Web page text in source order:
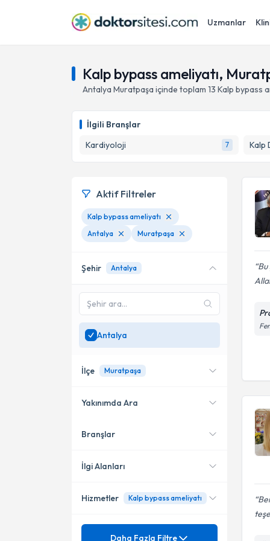
Uzmanlar
Kalp bypass ameliyatı,
Antalya Muratpaşa içinde toplam 13 Kalp bypass
İlgili Branşlar
Kardiyoloji
7 Kalp
Aktif Filtreler
Kalp bypass ameliyatı
Antalya
Muratpaşa
Şehir Antalya
Antalya
İlçe Muratpaşa
Muratpaşa
Kepez
Yakınımda Ara
Konumuma yakın uzmanları
Branşlar
Kardiyoloji
Kalp Damar Cerrahisi
İlgi Alanları
Kalp Ve Damar Hastalıkları
Hizmetler Kalp bypass ameliyatı
Mezuniyet
Daha Fazla Filtre